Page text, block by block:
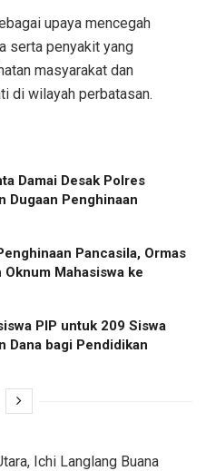
upaya mencegah
serta penyakit yang
masyarakat dan
di wilayah perbatasan.
Damai Desak Polres
Dugaan Penghinaan
Pancasila, Ormas
Mahasiswa ke
PIP untuk 209 Siswa
Dana bagi Pendidikan
Ichi Langlang Buana